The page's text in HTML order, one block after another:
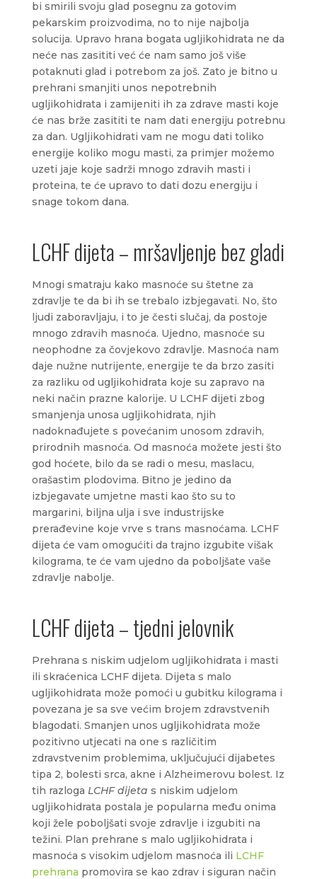
bi smirili svoju glad posegnu za gotovim
pekarskim proizvodima, no to nije najbolja
solucija. Upravo hrana bogata ugljikohidrata ne da
neće nas zasititi već će nam samo još više
potaknuti glad i potrebom za još. Zato je bitno u
prehrani smanjiti unos nepotrebnih
ugljikohidrata i zamijeniti ih za zdrave masti koje
će nas brže zasititi te nam dati energiju potrebnu
za dan. Ugljikohidrati vam ne mogu dati toliko
energije koliko mogu masti, za primjer možemo
uzeti jaje koje sadrži mnogo zdravih masti i
proteina, te će upravo to dati dozu energiju i
snage tokom dana.
LCHF dijeta – mršavljenje bez gladi
Mnogi smatraju kako masnoće su štetne za
zdravlje te da bi ih se trebalo izbjegavati. No, što
ljudi zaboravljaju, i to je česti slučaj, da postoje
mnogo zdravih masnoća. Ujedno, masnoće su
neophodne za čovjekovo zdravlje. Masnoća nam
daje nužne nutrijente, energije te da brzo zasiti
za razliku od ugljikohidrata koje su zapravo na
neki način prazne kalorije. U LCHF dijeti zbog
smanjenja unosa ugljikohidrata, njih
nadoknađujete s povećanim unosom zdravih,
prirodnih masnoća. Od masnoća možete jesti što
god hoćete, bilo da se radi o mesu, maslacu,
orašastim plodovima. Bitno je jedino da
izbjegavate umjetne masti kao što su to
margarini, biljna ulja i sve industrijske
prerađevine koje vrve s trans masnoćama. LCHF
dijeta će vam omogućiti da trajno izgubite višak
kilograma, te će vam ujedno da poboljšate vaše
zdravlje nabolje.
LCHF dijeta – tjedni jelovnik
Prehrana s niskim udjelom ugljikohidrata i masti
ili skraćenica LCHF dijeta. Dijeta s malo
ugljikohidrata može pomoći u gubitku kilograma i
povezana je sa sve većim brojem zdravstvenih
blagodati. Smanjen unos ugljikohidrata može
pozitivno utjecati na one s različitim
zdravstvenim problemima, uključujući dijabetes
tipa 2, bolesti srca, akne i Alzheimerovu bolest. Iz
tih razloga LCHF dijeta s niskim udjelom
ugljikohidrata postala je popularna među onima
koji žele poboljšati svoje zdravlje i izgubiti na
težini. Plan prehrane s malo ugljikohidrata i
masnoća s visokim udjelom masnoća ili LCHF
prehrana promovira se kao zdrav i siguran način